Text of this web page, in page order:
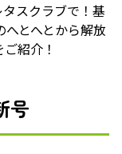
スクラブで！基
とへとから解放
紹介！
号